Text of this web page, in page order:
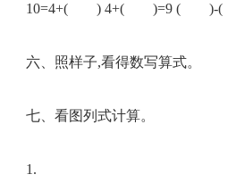
10=4+( ) 4+( )=9 ( )-(
六、照样子,看得数写算式。
七、看图列式计算。
1.